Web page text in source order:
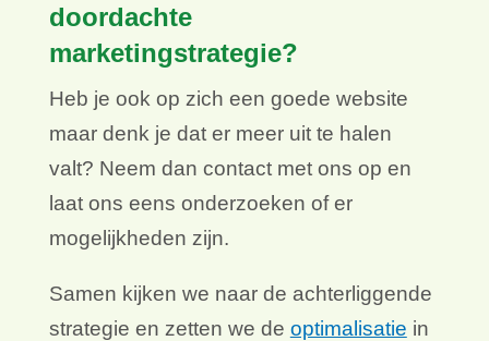
doordachte
marketingstrategie?
Heb je ook op zich een goede website
maar denk je dat er meer uit te halen
valt? Neem dan contact met ons op en
laat ons eens onderzoeken of er
mogelijkheden zijn.
Samen kijken we naar de achterliggende
strategie en zetten we de optimalisatie in